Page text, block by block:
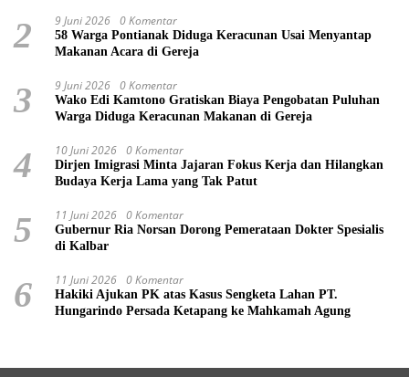
2 9 Juni 2026 0 Komentar
58 Warga Pontianak Diduga Keracunan Usai Menyantap
Makanan Acara di Gereja
3 9 Juni 2026 0 Komentar
Wako Edi Kamtono Gratiskan Biaya Pengobatan Puluhan
Warga Diduga Keracunan Makanan di Gereja
4 10 Juni 2026 0 Komentar
Dirjen Imigrasi Minta Jajaran Fokus Kerja dan Hilangkan
Budaya Kerja Lama yang Tak Patut
5 11 Juni 2026 0 Komentar
Gubernur Ria Norsan Dorong Pemerataan Dokter Spesialis
di Kalbar
6 11 Juni 2026 0 Komentar
Hakiki Ajukan PK atas Kasus Sengketa Lahan PT.
Hungarindo Persada Ketapang ke Mahkamah Agung